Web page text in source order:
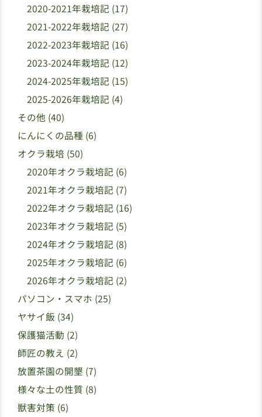
2020-2021年栽培記 (17)
2021-2022年栽培記 (27)
2022-2023年栽培記 (16)
2023-2024年栽培記 (12)
2024-2025年栽培記 (15)
2025-2026年栽培記 (4)
その他 (40)
にんにくの品種 (6)
オクラ栽培 (50)
2020年オクラ栽培記 (6)
2021年オクラ栽培記 (7)
2022年オクラ栽培記 (16)
2023年オクラ栽培記 (5)
2024年オクラ栽培記 (8)
2025年オクラ栽培記 (6)
2026年オクラ栽培記 (2)
パソコン・スマホ (25)
ヤサイ飯 (34)
保護猫活動 (2)
師匠の教え (2)
放置茶園の開墾 (7)
様々な土の性質 (8)
獣害対策 (6)